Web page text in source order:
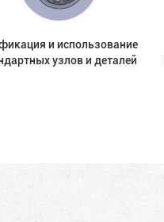
и использование
узлов и деталей